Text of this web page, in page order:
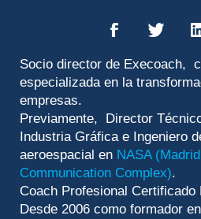
Socio director de Execoach,
especializada en la
empresas.
Previamente, Director
Industria Gráfica e Ingeniero
aeroespacial en NASA
Communication Complex).
Coach Profesional Certificado
Desde 2006 como formador